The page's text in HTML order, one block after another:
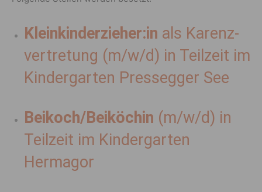
Klein­kin­der­zieher:in als Karenz­
ver­tre­tung (m/​w/​d) in Teil­zeit im
Kinder­garten Pres­segger See
Beikoch/​Beikö­chin (m/​w/​d) in
Teil­zeit im Kinder­garten
Hermagor